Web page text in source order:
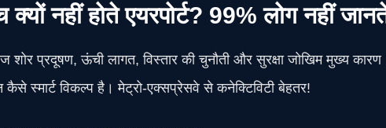
नहीं होते एयरपोर्ट? 99% लोग नहीं
प्रदूषण, ऊंची लागत, विस्तार की चुनौती और सुरक्षा जोखिम मुख्य
स्मार्ट विकल्प है। मेट्रो-एक्सप्रेसवे से कनेक्टिविटी बेहतर!